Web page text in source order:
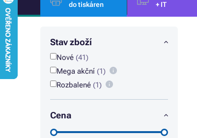
do tiskáren
+ IT
Stav zboží
Nové (41)
Mega akční (1)
Rozbalené (1)
Cena